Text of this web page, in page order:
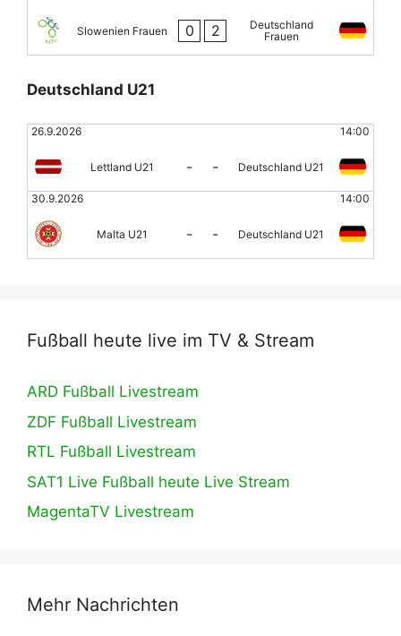
Slowenien Frauen 0 2
Deutschland
Frauen
Deutschland U21
26.9.2026 14:00
Lettland U21 - - Deutschland U21
30.9.2026 14:00
Malta U21 - - Deutschland U21
Fußball heute live im TV & Stream
ARD Fußball Livestream
ZDF Fußball Livestream
RTL Fußball Livestream
SAT1 Live Fußball heute Live Stream
MagentaTV Livestream
Mehr Nachrichten